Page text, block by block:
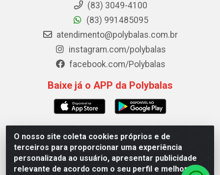
O nosso site coleta cookies próprios e de
terceiros para proporcionar uma experiência
personalizada ao usuário, apresentar publicidade
relevante de acordo com o seu perfil e melhorar a
(83) 3049-4100
(83) 991485095
atendimento@polybalas.com.br
instagram.com/polybalas
facebook.com/Polybalas
Baixe já o APP da Polybalas
Polybalas - Rua João Miguel de Souza, 173 Galpão B -
Ernesto Geisel, João Pessoa/PB - CEP 58.075-075 - CNPJ
00.909.327/0002-61